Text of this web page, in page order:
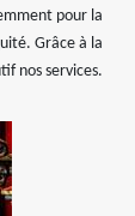
pour la
Grâce à la
nos services.